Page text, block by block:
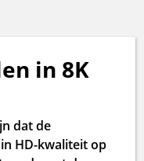
in 8K
dat de
HD-kwaliteit op